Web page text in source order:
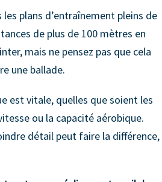
plans d’entraînement pleins de
de plus de 100 mètres en
mais ne pensez pas que cela
une ballade.
est vitale, quelles que soient les
ou la capacité aérobique.
détail peut faire la différence,